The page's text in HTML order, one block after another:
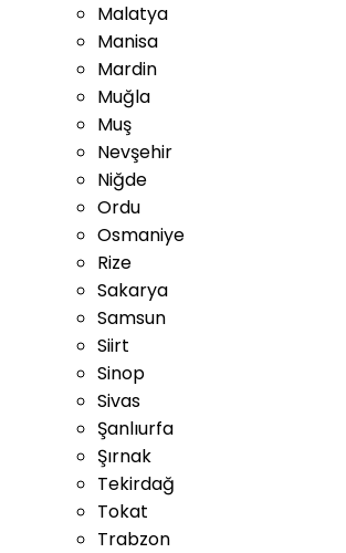
Malatya
Manisa
Mardin
Muğla
Muş
Nevşehir
Niğde
Ordu
Osmaniye
Rize
Sakarya
Samsun
Siirt
Sinop
Sivas
Şanlıurfa
Şırnak
Tekirdağ
Tokat
Trabzon